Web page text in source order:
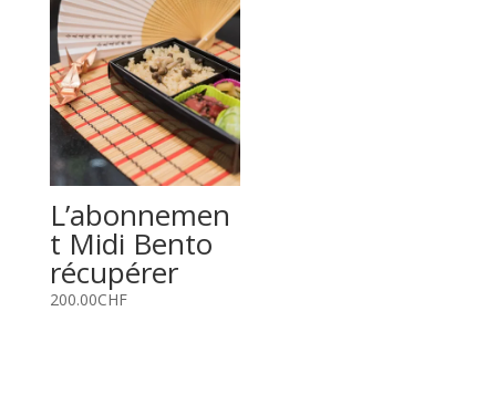
L’abonnemen
t Midi Bento
récupérer
200.00CHF